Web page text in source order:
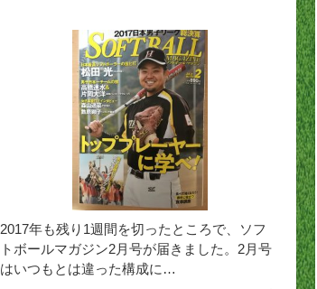
2017年も残り1週間を切ったところで、ソフ
トボールマガジン2月号が届きました。2月号
はいつもとは違った構成に…